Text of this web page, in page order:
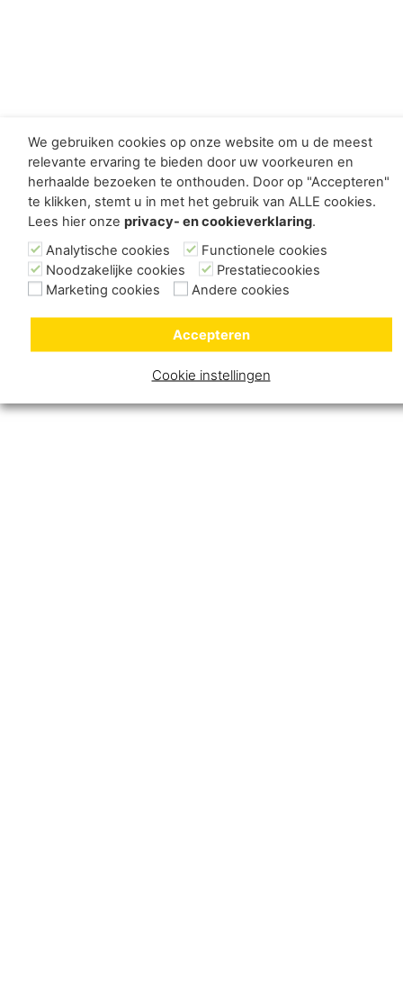
We gebruiken cookies op onze website om u de meest
relevante ervaring te bieden door uw voorkeuren en
herhaalde bezoeken te onthouden. Door op "Accepteren"
te klikken, stemt u in met het gebruik van ALLE cookies.
Lees hier onze privacy- en cookieverklaring.
Analytische cookies
Functionele cookies
Noodzakelijke cookies
Prestatiecookies
Marketing cookies
Andere cookies
Cookie instellingen
Accepteren